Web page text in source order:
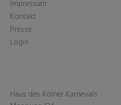
Impressum
Kontakt
Presse
Login
Haus des Kölner Karnevals